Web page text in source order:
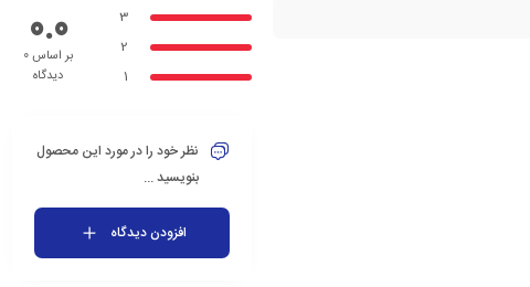
3
2
1
0.0بر اساس 0
دیدگاه
نظر خود را در مورد این محصول
بنویسید ...
افزودن دیدگاه